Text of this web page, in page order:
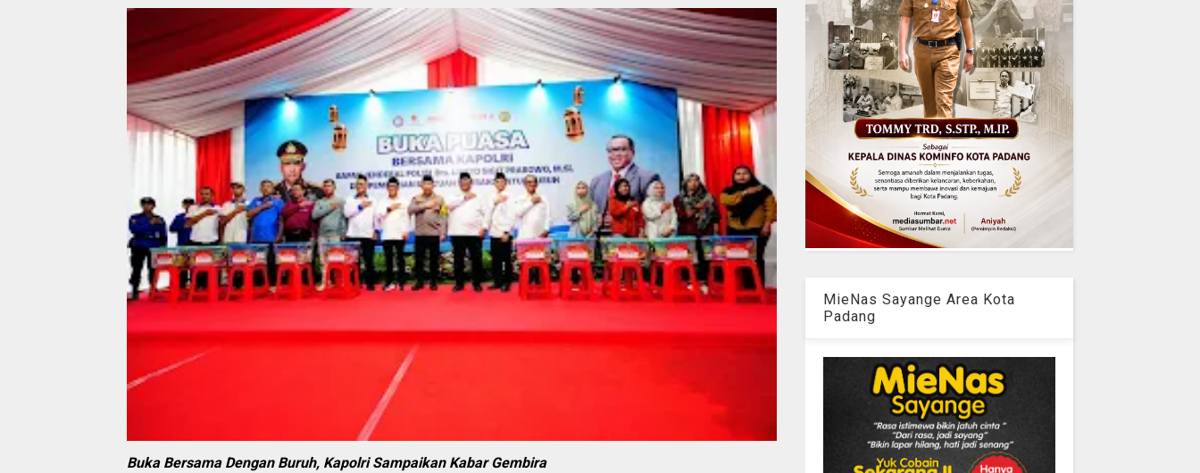
Buka Bersama Dengan Buruh, Kapolri Sampaikan Kabar Gembira
MieNas Sayange Area Kota
Padang